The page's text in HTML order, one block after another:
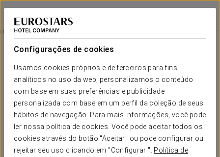
Configurações de cookies
Usamos cookies próprios e de terceiros para fins
analíticos no uso da web, personalizamos o conteúdo
com base em suas preferências e publicidade
personalizada com base em um perfil da coleção de seus
hábitos de navegação. Para mais informações, você pode
ler nossa política de cookies. Você pode aceitar todos os
cookies através do botão "Aceitar" ou pode configurar ou
rejeitar seu uso clicando em "Configurar ". Política de
Crisol Leganés
MADRID - LEGANÉS
Entrada Parque Warner Madrid
45 €